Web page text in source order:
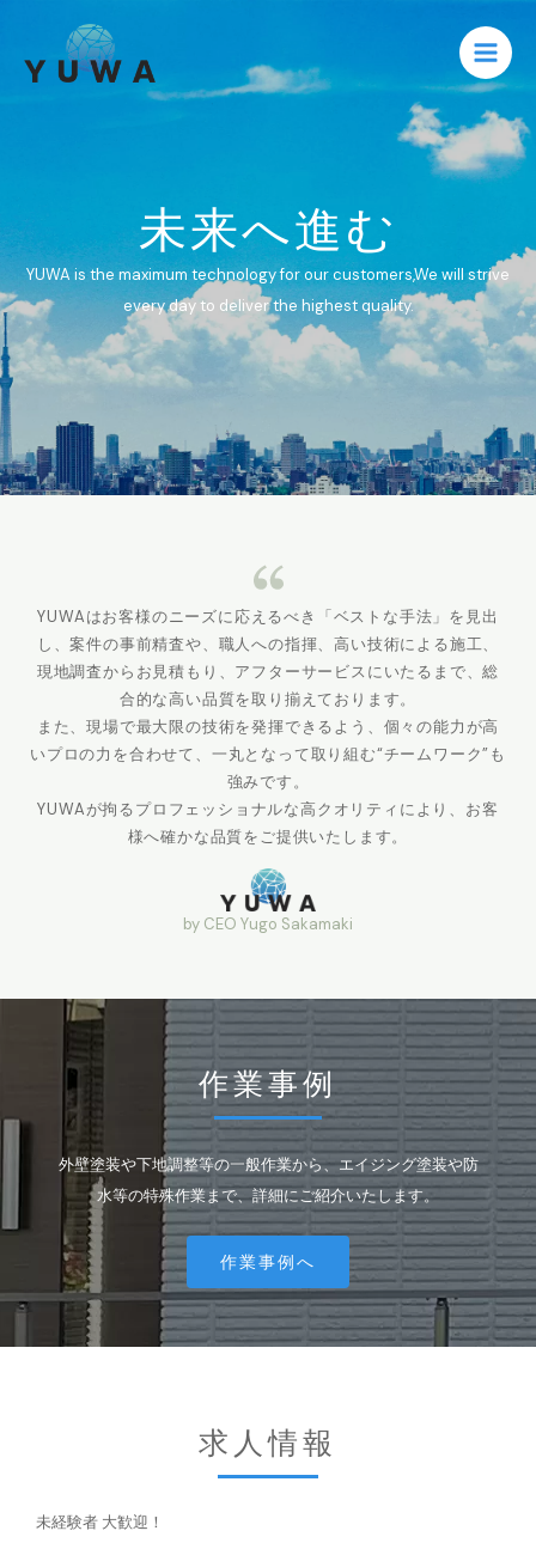
未来へ進む
YUWA is the maximum technology for our customers,We will strive
every day to deliver the highest quality.
YUWAはお客様のニーズに応えるべき「ベストな手法」を見出
し、案件の事前精査や、職人への指揮、高い技術による施工、
現地調査からお見積もり、アフターサービスにいたるまで、総
合的な高い品質を取り揃えております。
また、現場で最大限の技術を発揮できるよう、個々の能力が高
いプロの力を合わせて、一丸となって取り組む“チームワーク”も
強みです。
YUWAが拘るプロフェッショナルな高クオリティにより、お客
様へ確かな品質をご提供いたします。
by CEO Yugo Sakamaki
作業事例
外壁塗装や下地調整等の一般作業から、エイジング塗装や防
水等の特殊作業まで、詳細にご紹介いたします。
作業事例へ
求人情報
未経験者 大歓迎！